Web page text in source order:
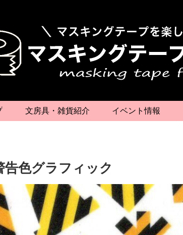
文房具・雑貨紹介 イベント情報
色グラフィック